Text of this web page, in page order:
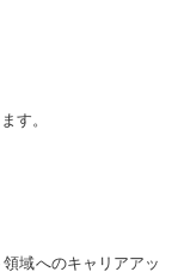
す。
域へのキャリアアッ